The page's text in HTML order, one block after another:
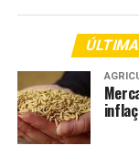
Questionado
relatou que
Os militares se
uma menina, de 9
No imóvel,